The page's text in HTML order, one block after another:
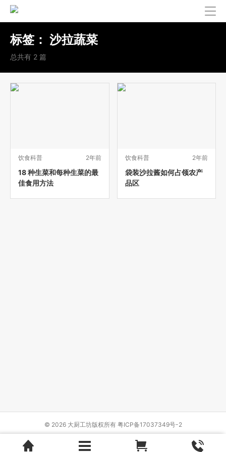
标签： 沙拉蔬菜
总共有 2 篇
饮食科普 2年前
18 种生菜和每种生菜的最
佳食用方法
饮食科普 2年前
袋装沙拉酱如何占领农产
品区
© 2026 大厨工坊版权所有 粤ICP备17037349号-2